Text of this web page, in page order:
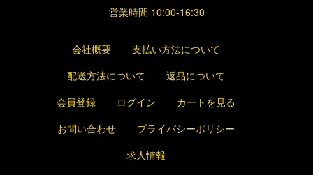
営業時間 10:00-16:30
会社概要
支払い方法について
配送方法について
返品について
会員登録
ログイン
カートを見る
お問い合わせ
プライバシーポリシー
求人情報